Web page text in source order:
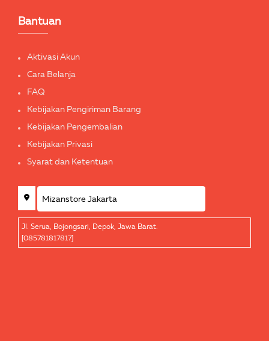
Bantuan
Aktivasi Akun
Cara Belanja
FAQ
Kebijakan Pengiriman Barang
Kebijakan Pengembalian
Kebijakan Privasi
Syarat dan Ketentuan
Jl. Serua, Bojongsari, Depok, Jawa Barat.
[085781817817]